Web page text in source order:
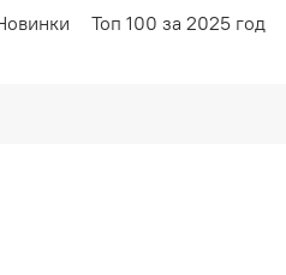
Топ 100 за 2025 год